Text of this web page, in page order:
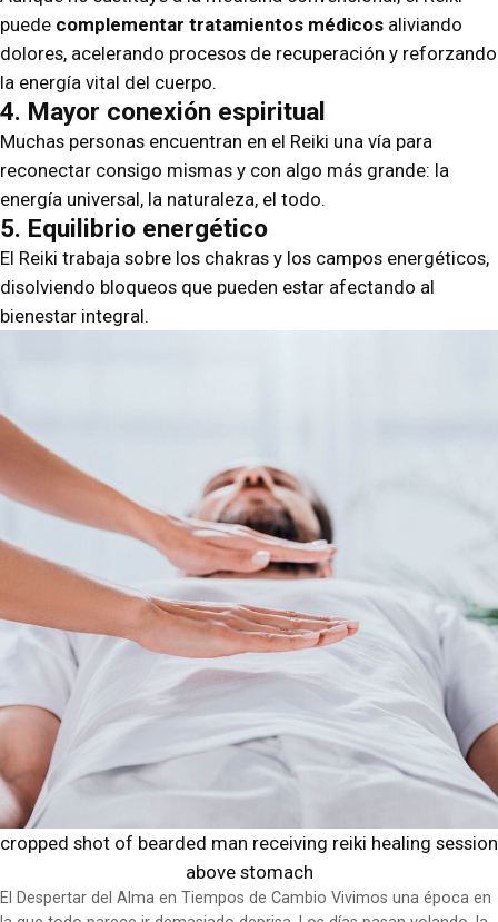
puede complementar tratamientos médicos aliviando
dolores, acelerando procesos de recuperación y reforzando
la energía vital del cuerpo.
4. Mayor conexión espiritual
Muchas personas encuentran en el Reiki una vía para
reconectar consigo mismas y con algo más grande: la
energía universal, la naturaleza, el todo.
5. Equilibrio energético
El Reiki trabaja sobre los chakras y los campos energéticos,
disolviendo bloqueos que pueden estar afectando al
bienestar integral.
cropped shot of bearded man receiving reiki healing session
above stomach
El Despertar del Alma en Tiempos de Cambio Vivimos una época en